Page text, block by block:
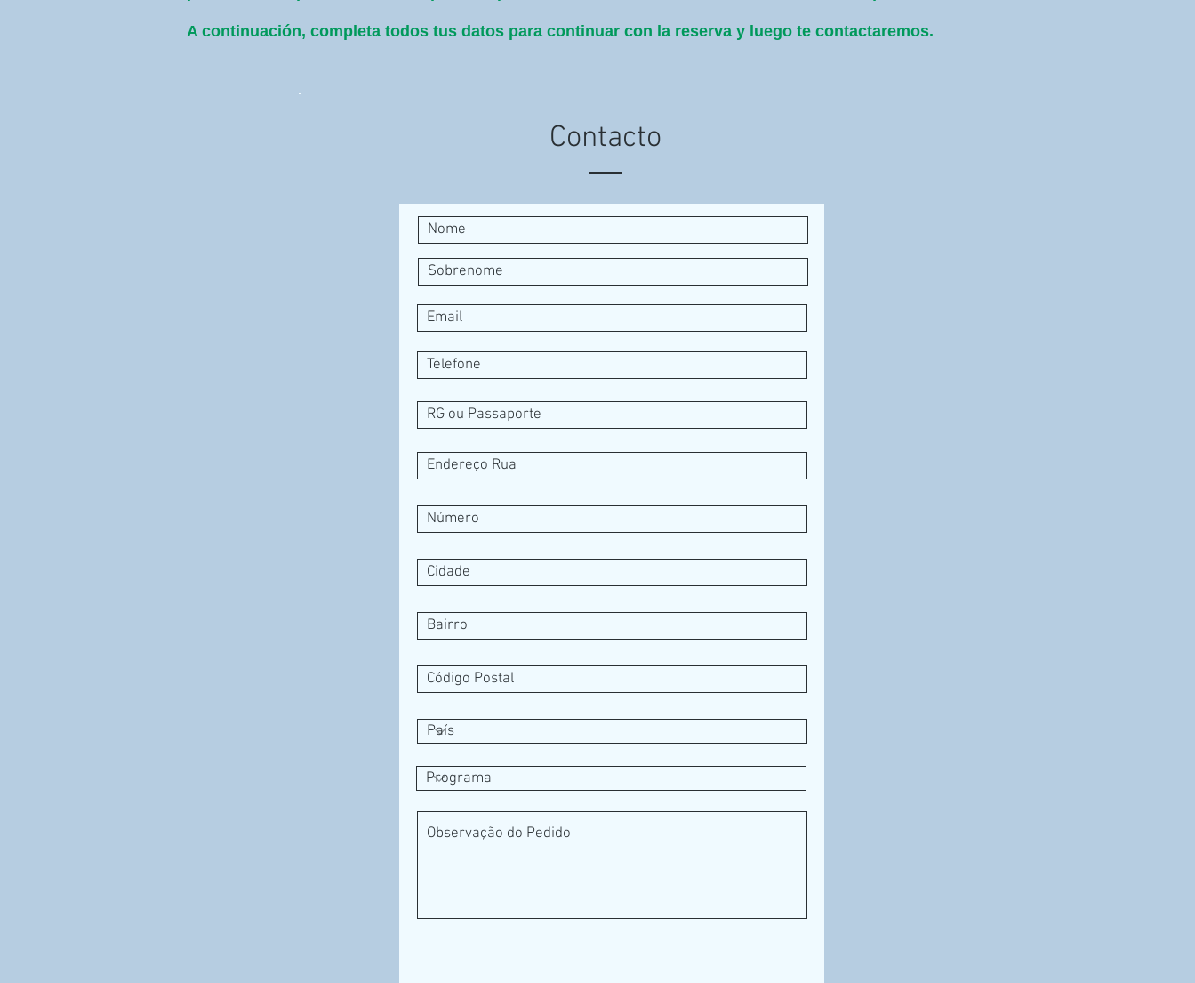
A continuación, completa todos tus datos para continuar con la reserva y luego te contactaremos.
Contacto